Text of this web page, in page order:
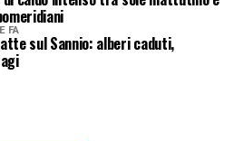
FA
sul Sannio: alberi caduti,